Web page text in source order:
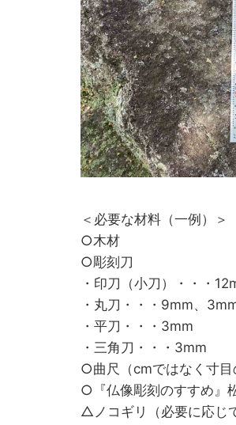
＜必要な材料（一例）＞
○木材
○彫刻刀
・印刀（小刀）・・・
・丸刀・・・9mm、
・平刀・・・3mm
・三角刀・・・3mm
○曲尺（cmではなく寸目
○『仏像彫刻のすすめ』
△ノコギリ（必要に応じ